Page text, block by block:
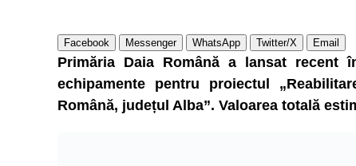
Facebook Messenger WhatsApp Twitter/X Email
Primăria Daia Română a lansat
echipamente pentru proiectul
Română, județul Alba”. Valoarea totală